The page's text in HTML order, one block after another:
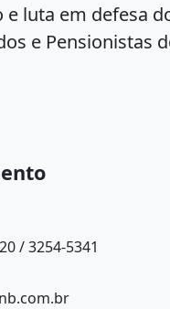
e luta em defesa
e Pensionistas
/ 3254-5341